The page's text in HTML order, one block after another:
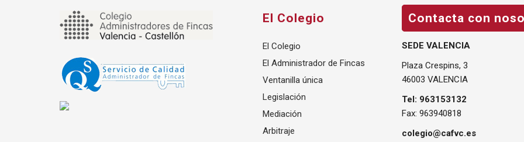
El Colegio
El Colegio
El Administrador de Fincas
Ventanilla única
Legislación
Mediación
Arbitraje
Contacta con
SEDE VALENCIA
Plaza Crespins, 3
46003 VALENCIA
Tel: 963153132
Fax: 963940818
colegio@cafvc.es